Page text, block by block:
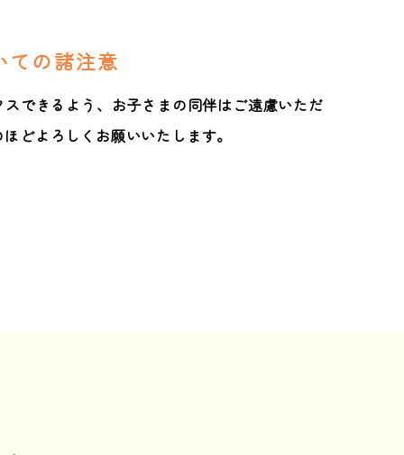
ての諸注意
できるよう、お子さまの同伴はご遠慮いただ
どよろしくお願いいたします。